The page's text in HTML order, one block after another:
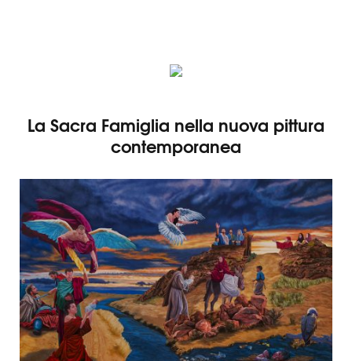
La Sacra Famiglia nella nuova pittura
contemporanea